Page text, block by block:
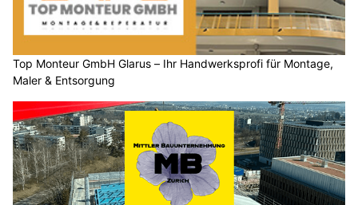
Top Monteur GmbH Glarus – Ihr Handwerksprofi für Montage,
Maler & Entsorgung